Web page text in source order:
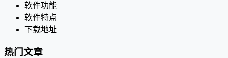
软件功能
软件特点
下载地址
热门文章